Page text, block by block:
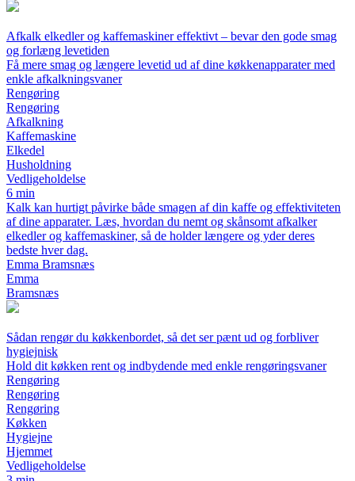
Afkalk elkedler og kaffemaskiner effektivt – bevar den gode smag
og forlæng levetiden
Få mere smag og længere levetid ud af dine køkkenapparater med
enkle afkalkningsvaner
Rengøring
Rengøring
Afkalkning
Kaffemaskine
Elkedel
Husholdning
Vedligeholdelse
6 min
Kalk kan hurtigt påvirke både smagen af din kaffe og effektiviteten
af dine apparater. Læs, hvordan du nemt og skånsomt afkalker
elkedler og kaffemaskiner, så de holder længere og yder deres
bedste hver dag.
Emma Bramsnæs
Emma
Bramsnæs
Sådan rengør du køkkenbordet, så det ser pænt ud og forbliver
hygiejnisk
Hold dit køkken rent og indbydende med enkle rengøringsvaner
Rengøring
Rengøring
Rengøring
Køkken
Hygiejne
Hjemmet
Vedligeholdelse